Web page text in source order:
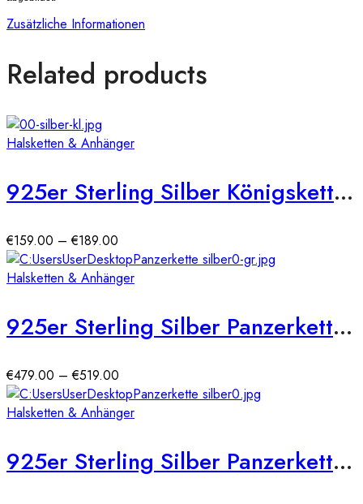
Zusätzliche Informationen
Related products
Halsketten & Anhänger
925er Sterling Silber Königskette Massiv 2,30 mm (rhodiniert)
€159.00 –€189.00
€159.00
bis
Halsketten & Anhänger
925er Sterling Silber Panzerkette Massiv 6,5 mm
€479.00 –€519.00
€479.00
bis
Halsketten & Anhänger
925er Sterling Silber Panzerkette Massiv 7 mm